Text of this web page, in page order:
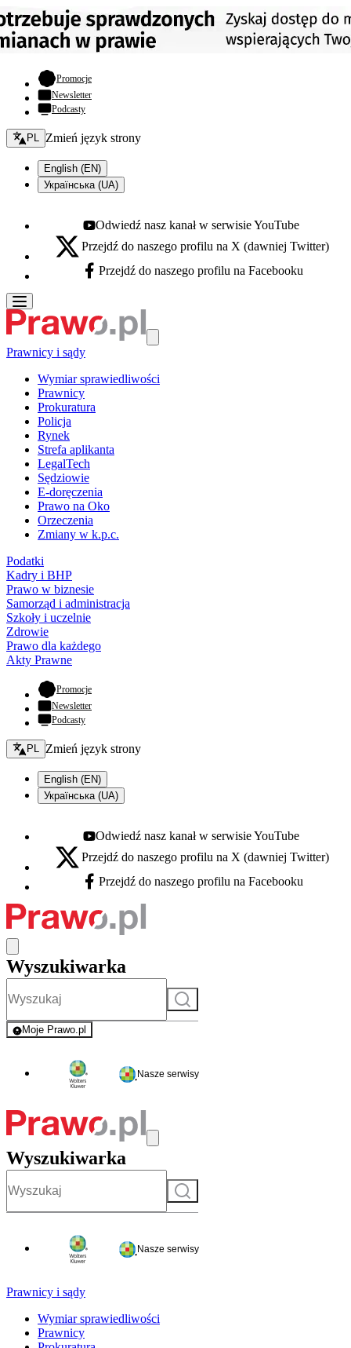
Promocje- otwiera się w nowej karcie
Newsletter
Podcasty
Zmień język - bieżący:
PL Zmień język strony
English (EN)
Українська (UA)
Youtube - otwiera się w nowej karcie
Odwiedź nasz kanał w serwisie YouTube
X - otwiera się w nowej karcie
Przejdź do naszego profilu na X (dawniej Twitter)
Facebook - otwiera się w nowej karcie
Przejdź do naszego profilu na Facebooku
Prawnicy i sądy
Wymiar sprawiedliwości
Prawnicy
Prokuratura
Policja
Rynek
Strefa aplikanta
LegalTech
Sędziowie
E-doręczenia
Prawo na Oko
Orzeczenia
Zmiany w k.p.c.
Podatki
Kadry i BHP
Prawo w biznesie
Samorząd i administracja
Szkoły i uczelnie
Zdrowie
Prawo dla każdego
Akty Prawne
Promocje- otwiera się w nowej karcie
Newsletter
Podcasty
Zmień język - bieżący:
PL Zmień język strony
English (EN)
Українська (UA)
Youtube - otwiera się w nowej karcie
Odwiedź nasz kanał w serwisie YouTube
X - otwiera się w nowej karcie
Przejdź do naszego profilu na X (dawniej Twitter)
Facebook - otwiera się w nowej karcie
Przejdź do naszego profilu na Facebooku
Wyszukiwarka
Szukaj
Moje Prawo.pl
- rejestracja i logowanie do serwisu
Nasze serwisy
Wyszukiwarka
Szukaj
Nasze serwisy
Prawnicy i sądy
Wymiar sprawiedliwości
Prawnicy